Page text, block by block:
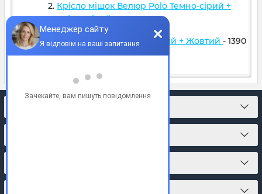
Крісло мішок Велюр Polo Темно-сірий +
Світло сірий- 1599грн;
Крісло м'яч Оксфорд Синій + Жовтий - 1390
грн;